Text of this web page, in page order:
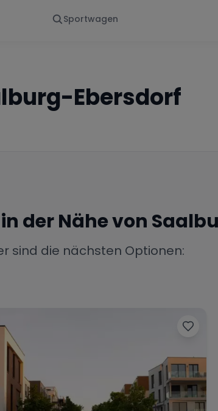
Sportwagen
Ebersdorf
der Nähe von
sind die nächsten Optionen: